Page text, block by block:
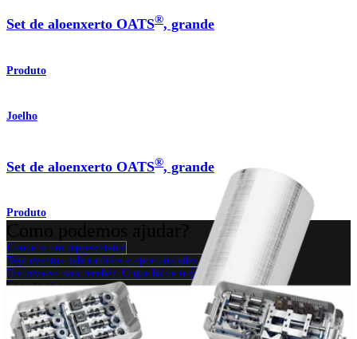
Set de aloenxerto OATS®, grande
Produto
Joelho
Set de aloenxerto OATS®, grande
Produto
Contacte um representante
Veja eventos, laboratórios e oportunidades educacionais
Inscreva-se para receber: O que há de novo na Arthrex?
Conecte-se conosco